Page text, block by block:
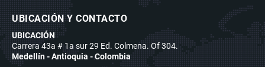
UBICACIÓN Y CONTACTO
UBICACIÓN
Carrera 43a # 1a sur 29 Ed. Colmena. Of 304.
Medellín - Antioquia - Colombia